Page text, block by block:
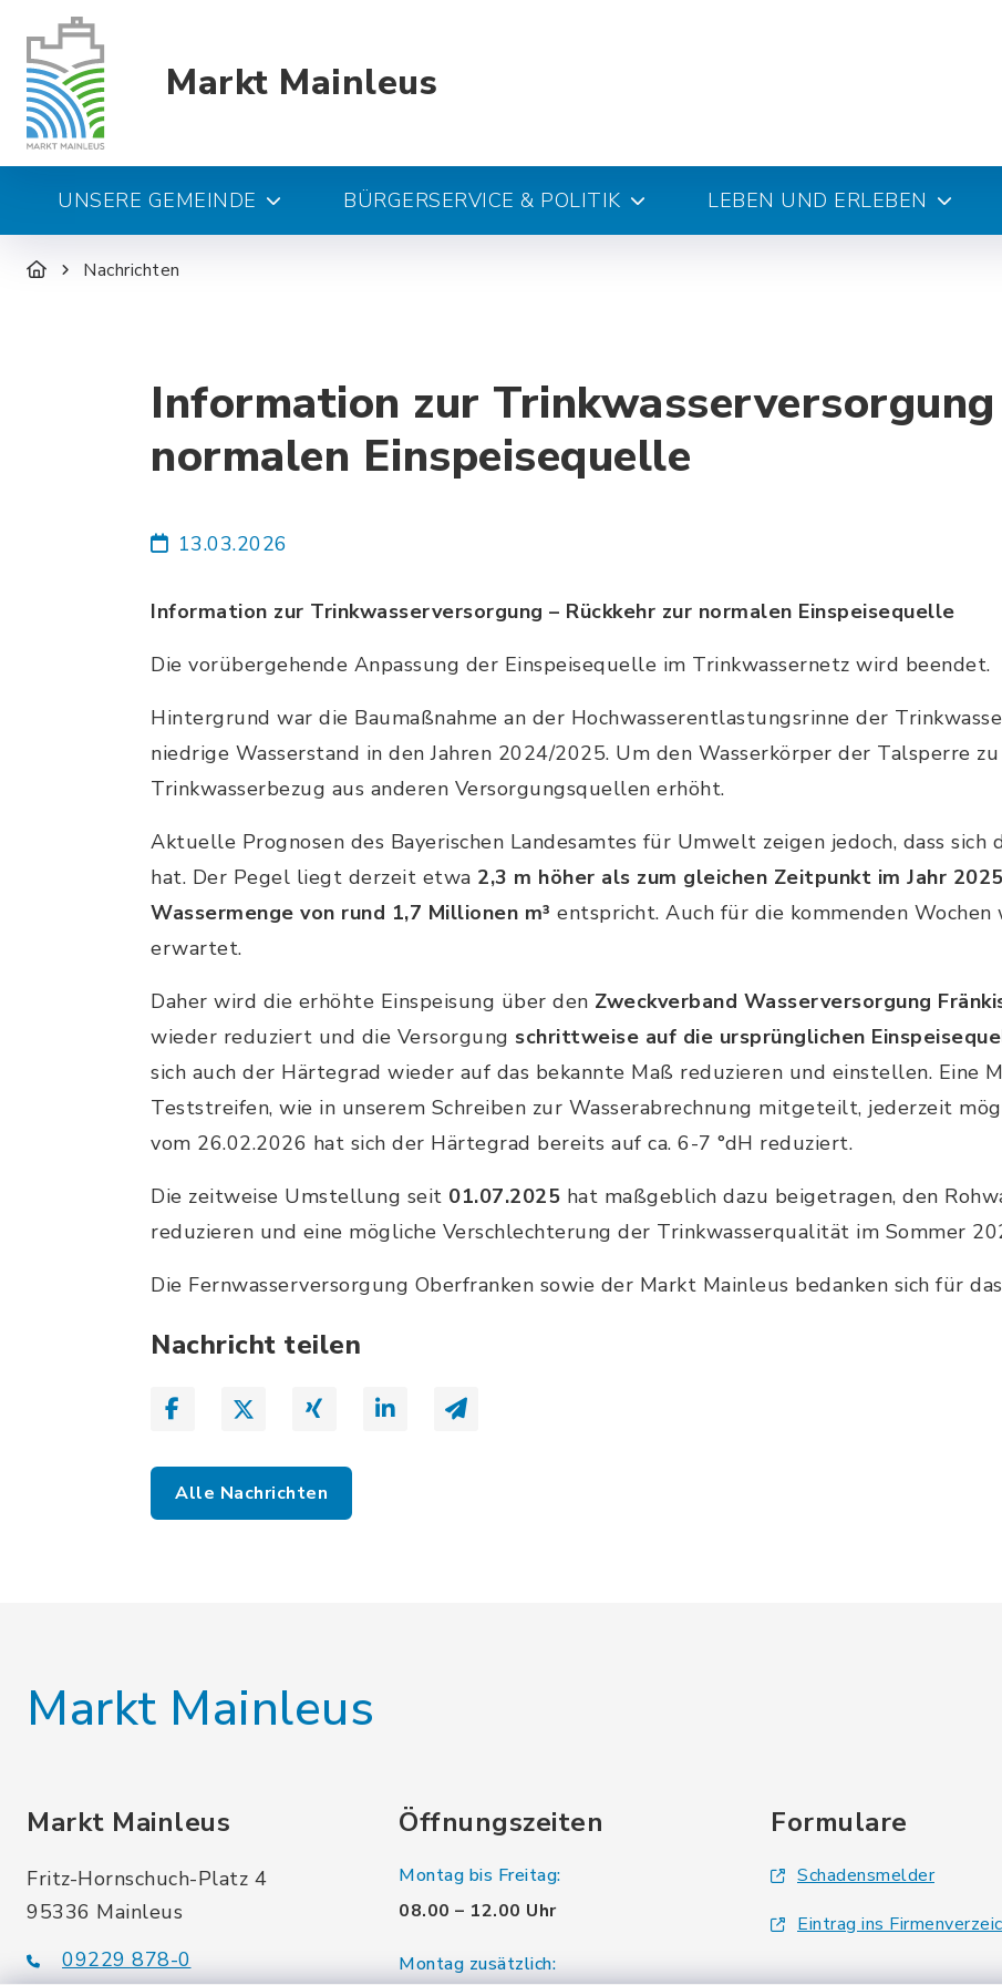
Markt Mainleus
UNSERE GEMEINDE BÜRGERSERVICE & POLITIK LEBEN UND ERLEBEN
Nachrichten
Information zur
normalen Einspeisequelle
13.03.2026
Information zur Trinkwasserversorgung – Rückkehr zur normalen Einspeisequelle
Die vorübergehende Anpassung der Einspeisequelle im Trinkwassernetz wird beendet.
Hintergrund war die Baumaßnahme an der Hochwasserentlastungsrinne der
niedrige Wasserstand in den Jahren 2024/2025. Um den Wasserkörper der Talsperre
Trinkwasserbezug aus anderen Versorgungsquellen erhöht.
Aktuelle Prognosen des Bayerischen Landesamtes für Umwelt zeigen jedoch, dass
hat. Der Pegel liegt derzeit etwa 2,3 m höher als zum gleichen Zeitpunkt im Jahr 2025
Wassermenge von rund 1,7 Millionen m³ entspricht. Auch für die kommenden
erwartet.
Daher wird die erhöhte Einspeisung über den Zweckverband Wasserversorgung
wieder reduziert und die Versorgung schrittweise auf die ursprünglichen
sich auch der Härtegrad wieder auf das bekannte Maß reduzieren und einstellen. Eine
Teststreifen, wie in unserem Schreiben zur Wasserabrechnung mitgeteilt, jederzeit
vom 26.02.2026 hat sich der Härtegrad bereits auf ca. 6-7 °dH reduziert.
Die zeitweise Umstellung seit 01.07.2025 hat maßgeblich dazu beigetragen, den
reduzieren und eine mögliche Verschlechterung der Trinkwasserqualität im Sommer
Die Fernwasserversorgung Oberfranken sowie der Markt Mainleus bedanken sich für
Nachricht teilen
Alle Nachrichten
Markt Mainleus
Markt Mainleus
Fritz-Hornschuch-Platz 4
95336 Mainleus
09229 878-0
Öffnungszeiten
Montag bis Freitag:
08.00 – 12.00 Uhr
Montag zusätzlich:
Formulare
Schadensmelder
Eintrag ins